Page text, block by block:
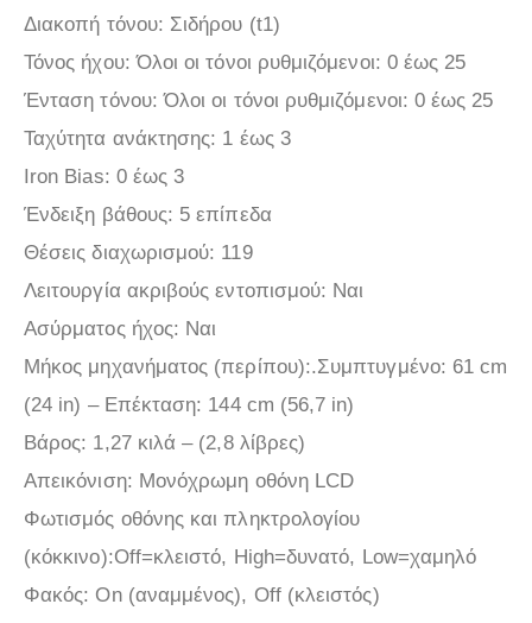
Διακοπή τόνου: Σιδήρου (t1)
Τόνος ήχου: Όλοι οι τόνοι ρυθμιζόμενοι: 0 έως 25
Ένταση τόνου: Όλοι οι τόνοι ρυθμιζόμενοι: 0 έως 25
Ταχύτητα ανάκτησης: 1 έως 3
Iron Bias: 0 έως 3
Ένδειξη βάθους: 5 επίπεδα
Θέσεις διαχωρισμού: 119
Λειτουργία ακριβούς εντοπισμού: Ναι
Ασύρματος ήχος: Ναι
Μήκος μηχανήματος (περίπου):.Συμπτυγμένο: 61 cm
(24 in) – Επέκταση: 144 cm (56,7 in)
Βάρος: 1,27 κιλά – (2,8 λίβρες)
Απεικόνιση: Μονόχρωμη οθόνη LCD
Φωτισμός οθόνης και πληκτρολογίου
(κόκκινο):Off=κλειστό, High=δυνατό, Low=χαμηλό
Φακός: On (αναμμένος), Off (κλειστός)